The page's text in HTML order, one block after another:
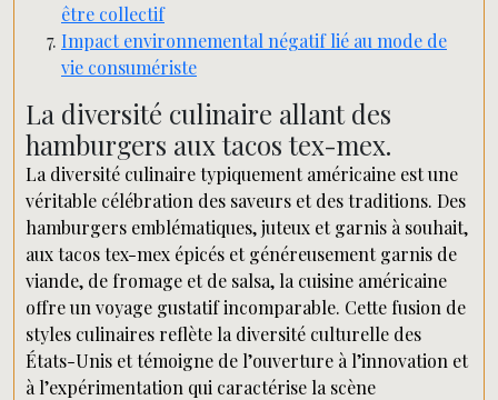
être collectif
Impact environnemental négatif lié au mode de
vie consumériste
La diversité culinaire allant des
hamburgers aux tacos tex-mex.
La diversité culinaire typiquement américaine est une
véritable célébration des saveurs et des traditions. Des
hamburgers emblématiques, juteux et garnis à souhait,
aux tacos tex-mex épicés et généreusement garnis de
viande, de fromage et de salsa, la cuisine américaine
offre un voyage gustatif incomparable. Cette fusion de
styles culinaires reflète la diversité culturelle des
États-Unis et témoigne de l’ouverture à l’innovation et
à l’expérimentation qui caractérise la scène